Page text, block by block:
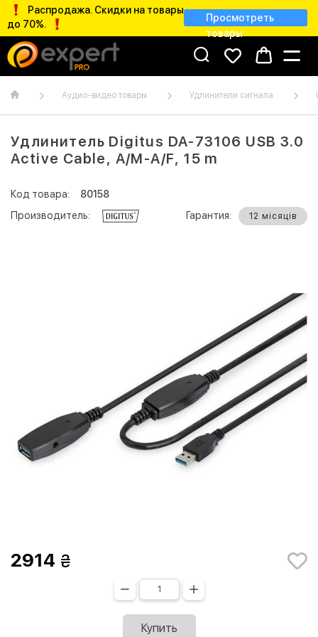
Распродажа. Скидки на товары
до 70%.
Просмотреть
товары
Аудио-видео товары Удлинители сигнала
Удлинитель Digitus DA-73106 USB 3.0
Active Cable, A/M-A/F, 15 m
Код товара:
80158
Производитель:
Гарантия: 12 місяців
2914
Купить